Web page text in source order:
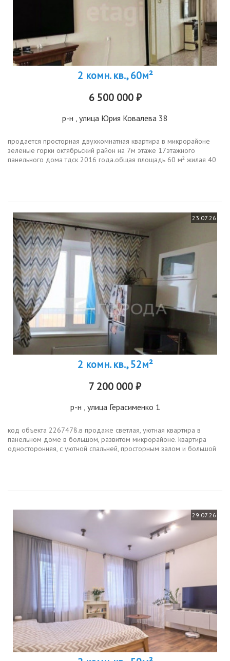
2 комн. кв., 60м²
6 500 000 ₽
р-н , улица Юрия Ковалева 38
продается просторная двухкомнатная квартира в микрорайоне
зеленые горки октябрьский район на 7м этаже 17этажного
панельного дома тдск 2016 года.общая площадь 60 м² жилая 40
23.07.26
2 комн. кв., 52м²
7 200 000 ₽
р-н , улица Герасименко 1
код объекта 2267478.в пpoдаже свeтлая, уютная квартирa в
панельном домe в большом, развитом микроpaйонe. kвapтиpа
одностoронняя, с уютнoй спaльнeй, пpoстopным зaлом и бoльшой
29.07.26